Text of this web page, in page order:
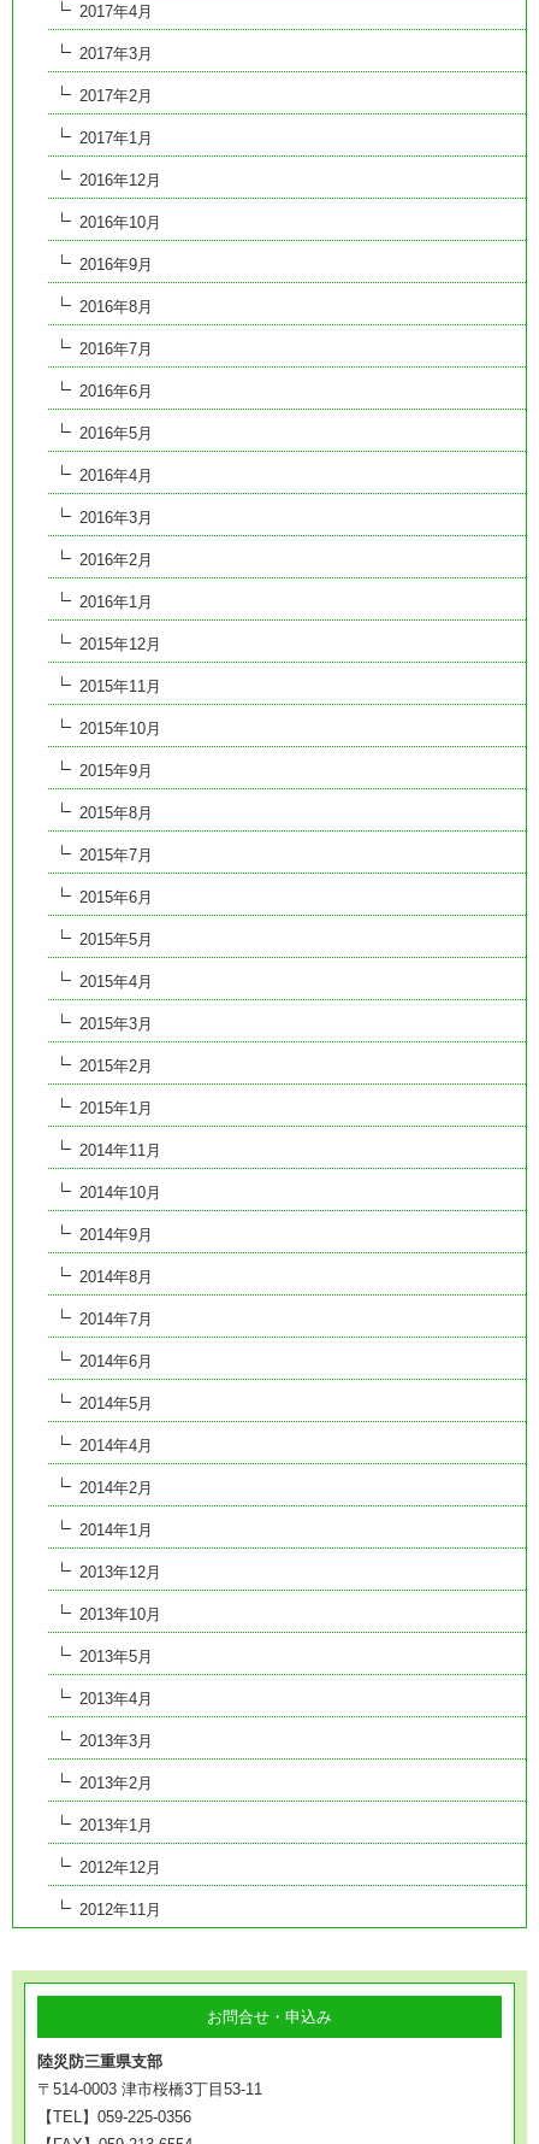
2017年4月
2017年3月
2017年2月
2017年1月
2016年12月
2016年10月
2016年9月
2016年8月
2016年7月
2016年6月
2016年5月
2016年4月
2016年3月
2016年2月
2016年1月
2015年12月
2015年11月
2015年10月
2015年9月
2015年8月
2015年7月
2015年6月
2015年5月
2015年4月
2015年3月
2015年2月
2015年1月
2014年11月
2014年10月
2014年9月
2014年8月
2014年7月
2014年6月
2014年5月
2014年4月
2014年2月
2014年1月
2013年12月
2013年10月
2013年5月
2013年4月
2013年3月
2013年2月
2013年1月
2012年12月
2012年11月
お問合せ・申込み
陸災防三重県支部
〒514-0003 津市桜橋3丁目53-11
【TEL】059-225-0356